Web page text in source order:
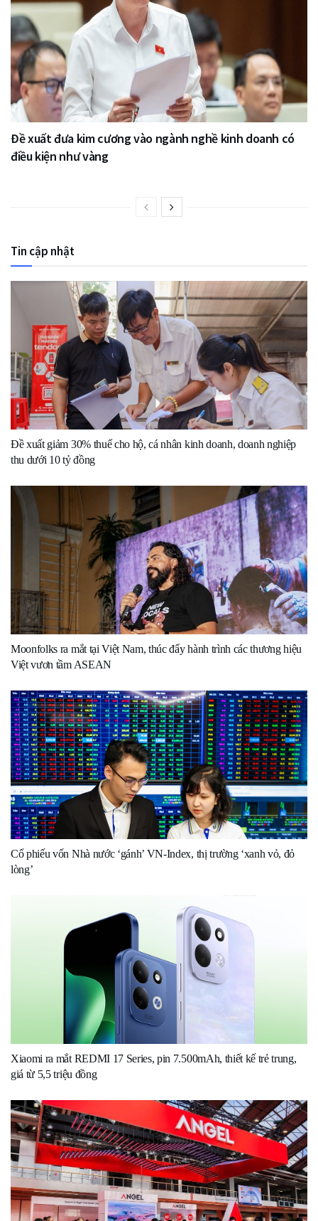
Đề xuất đưa kim cương vào ngành nghề kinh doanh có
điều kiện như vàng
Tin cập nhật
Đề xuất giảm 30% thuế cho hộ, cá nhân kinh doanh, doanh nghiệp
thu dưới 10 tỷ đồng
Moonfolks ra mắt tại Việt Nam, thúc đẩy hành trình các thương hiệu
Việt vươn tầm ASEAN
Cổ phiếu vốn Nhà nước ‘gánh’ VN-Index, thị trường ‘xanh vỏ, đỏ
lòng’
Xiaomi ra mắt REDMI 17 Series, pin 7.500mAh, thiết kế trẻ trung,
giá từ 5,5 triệu đồng